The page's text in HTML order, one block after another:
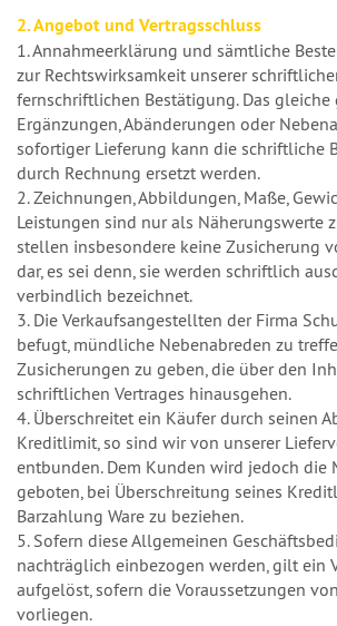
2. Angebot und Vertragsschluss
1. Annahmeerklärung und sämtliche
zur Rechtswirksamkeit unserer
fernschriftlichen Bestätigung. Das
Ergänzungen, Abänderungen oder
sofortiger Lieferung kann die schriftliche
durch Rechnung ersetzt werden.
2. Zeichnungen, Abbildungen, Maße,
Leistungen sind nur als Näherungswerte
stellen insbesondere keine Zusicherung
dar, es sei denn, sie werden schriftlich
verbindlich bezeichnet.
3. Die Verkaufsangestellten der Firma
befugt, mündliche Nebenabreden zu
Zusicherungen zu geben, die über den
schriftlichen Vertrages hinausgehen.
4. Überschreitet ein Käufer durch seinen
Kreditlimit, so sind wir von unserer
entbunden. Dem Kunden wird jedoch die
geboten, bei Überschreitung seines
Barzahlung Ware zu beziehen.
5. Sofern diese Allgemeinen
nachträglich einbezogen werden, gilt ein
aufgelöst, sofern die Voraussetzungen
vorliegen.